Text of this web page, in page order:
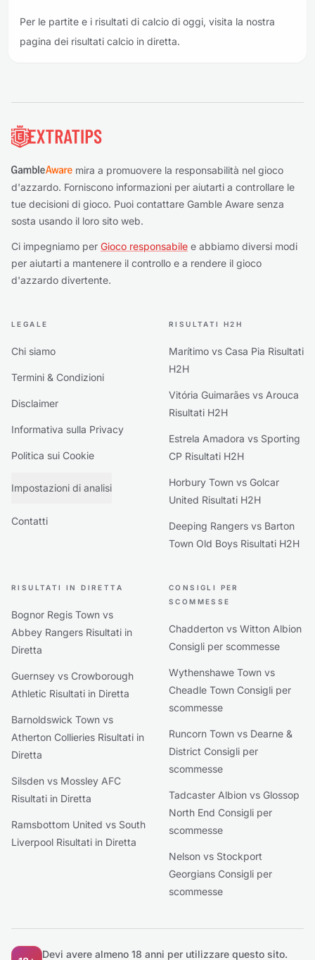
Per le partite e i risultati di calcio di oggi, visita la nostra
pagina dei risultati calcio in diretta.
mira a promuovere la responsabilità nel gioco
d'azzardo. Forniscono informazioni per aiutarti a controllare le
tue decisioni di gioco. Puoi contattare Gamble Aware senza
sosta usando il loro sito web.
Ci impegniamo per Gioco responsabile e abbiamo diversi modi
per aiutarti a mantenere il controllo e a rendere il gioco
d'azzardo divertente.
LEGALE
Chi siamo
Termini & Condizioni
Disclaimer
Informativa sulla Privacy
Politica sui Cookie
Impostazioni di analisi
Contatti
RISULTATI H2H
Marítimo vs Casa Pia Risultati
H2H
Vitória Guimarães vs Arouca
Risultati H2H
Estrela Amadora vs Sporting
CP Risultati H2H
Horbury Town vs Golcar
United Risultati H2H
Deeping Rangers vs Barton
Town Old Boys Risultati H2H
RISULTATI IN DIRETTA
Bognor Regis Town vs
Abbey Rangers Risultati in
Diretta
Guernsey vs Crowborough
Athletic Risultati in Diretta
Barnoldswick Town vs
Atherton Collieries Risultati in
Diretta
Silsden vs Mossley AFC
Risultati in Diretta
Ramsbottom United vs South
Liverpool Risultati in Diretta
CONSIGLI PER
SCOMMESSE
Chadderton vs Witton Albion
Consigli per scommesse
Wythenshawe Town vs
Cheadle Town Consigli per
scommesse
Runcorn Town vs Dearne &
District Consigli per
scommesse
Tadcaster Albion vs Glossop
North End Consigli per
scommesse
Nelson vs Stockport
Georgians Consigli per
scommesse
Devi avere almeno 18 anni per utilizzare questo sito.